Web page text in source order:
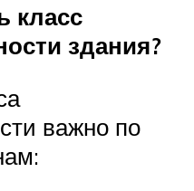
класс
здания?
важно по